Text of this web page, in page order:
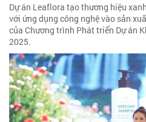
Dự án Leaflora tạo thương hiệu
với ứng dụng công nghệ vào sản
của Chương trình Phát triển Dự án
2025.